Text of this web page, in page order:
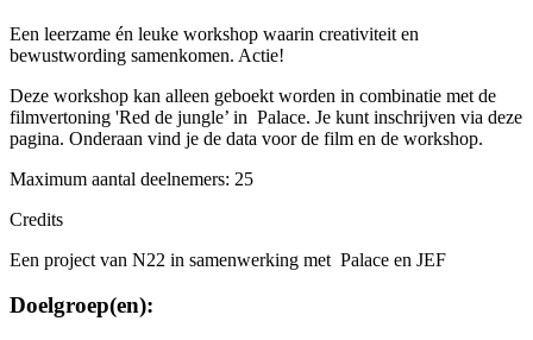
Een leerzame én leuke workshop waarin creativiteit en
bewustwording samenkomen. Actie!
Deze workshop kan alleen geboekt worden in combinatie met de
filmvertoning 'Red de jungle’ in Palace. Je kunt inschrijven via deze
pagina. Onderaan vind je de data voor de film en de workshop.
Maximum aantal deelnemers: 25
Credits
Een project van N22 in samenwerking met Palace en JEF
Doelgroep(en):